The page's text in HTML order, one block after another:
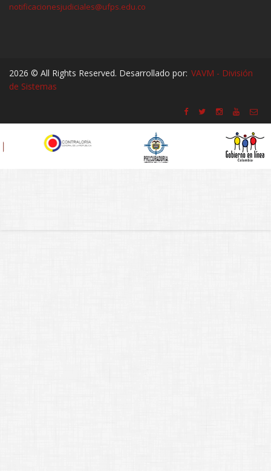
notificacionesjudiciales@ufps.edu.co
2026 © All Rights Reserved. Desarrollado por: VAVM - División
de Sistemas